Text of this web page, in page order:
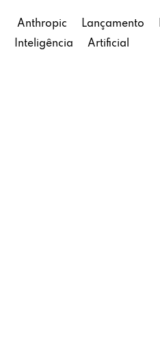
Anthropic Lançamento
Inteligência Artificial